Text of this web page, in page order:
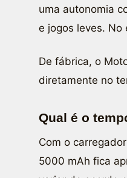
uma autonomia
e jogos leves.
De fábrica, o
diretamente no
Qual é o
Com o
5000 mAh fica